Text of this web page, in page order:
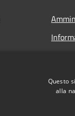
Questo
alla